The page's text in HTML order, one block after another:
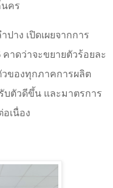
นคร
าง เปิดเผยจากการ
คาดว่าจะขยายตัวร้อยละ
วของทุกภาคการผลิต
บตัวดีขึ้น และมาตรการ
เนื่อง